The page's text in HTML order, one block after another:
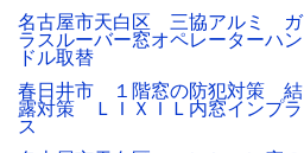
名古屋市天白区 三協アルミ ガ
ラスルーバー窓オペレーターハン
ドル取替
春日井市 １階窓の防犯対策 結
露対策 ＬＩＸＩＬ内窓インプラ
ス